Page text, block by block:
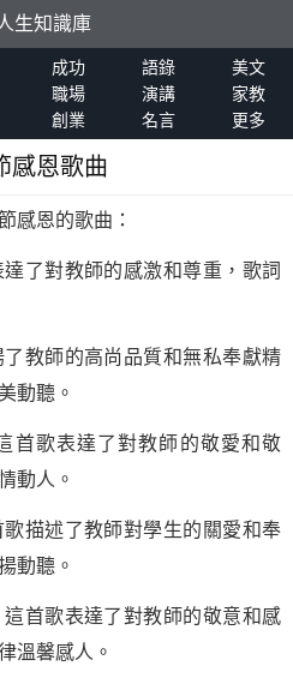
生知識庫
成功 語錄
美文
職場 演講
家教
創業 名言 更多
感恩歌曲
感恩的歌曲：
了對教師的感激和尊重，歌詞
教師的高尚品質和無私奉獻精
動聽。
首歌表達了對教師的敬愛和敬
動人。
描述了教師對學生的關愛和奉
動聽。
首歌表達了對教師的敬意和感
溫馨感人。